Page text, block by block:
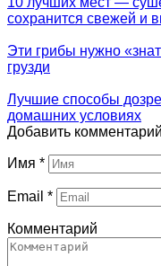
сохранится свежей и
Эти грибы нужно
грузди
Лучшие способы
домашних условиях
Добавить комментарий
Имя *
Email *
Комментарий